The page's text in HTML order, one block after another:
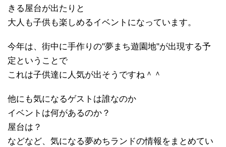
きる屋台が出たりと
大人も子供も楽しめるイベントになっています。
今年は、街中に手作りの"夢まち遊園地"が出現する予
定ということで
これは子供達に人気が出そうですね＾＾
他にも気になるゲストは誰なのか
イベントは何があるのか？
屋台は？
などなど、気になる夢めちランドの情報をまとめてい